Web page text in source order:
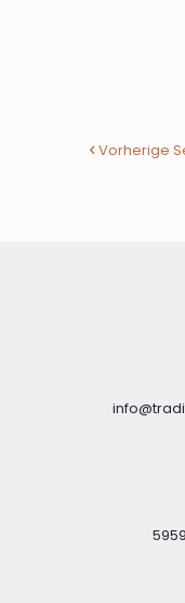
Vorherige